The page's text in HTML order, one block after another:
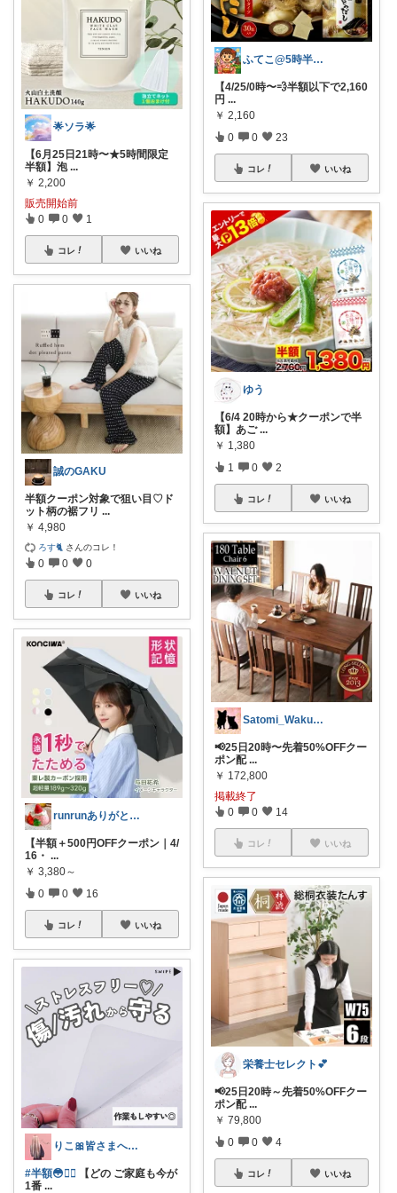
🌟ソラ🌟
【6月25日21時〜★5時間限定
半額】泡 ...
￥ 2,200
販売開始前
0 0 1
コレ いいね
誠のGAKU
半額クーポン対象で狙い目♡ド
ット柄の裾フリ ...
￥ 4,980
ろす🐈 さんのコレ！
0 0 0
コレ いいね
runrunありがとう( ◠‿◠ )
【半額＋500円OFFクーポン｜4/
16・ ...
￥ 3,380～
0 0 16
コレ いいね
りこ🎀皆さまへ心から感謝🩶
#半額😳❤️‍🔥 【どの ご家庭も今が
1番 ...
ふてこ@5時半頃ｺﾚ/京都のｲｲもの🍵
【4/25/0時〜💨半額以下で2,160
円 ...
￥ 2,160
0 0 23
コレ いいね
ゆう
【6/4 20時から★クーポンで半
額】あご ...
￥ 1,380
1 0 2
コレ いいね
Satomi_WakuWakuRoom♪
📢25日20時〜先着50%OFFクー
ポン配 ...
￥ 172,800
掲載終了
0 0 14
コレ いいね
栄養士セレクト💕
📢25日20時～先着50%OFFクー
ポン配 ...
￥ 79,800
0 0 4
コレ いいね